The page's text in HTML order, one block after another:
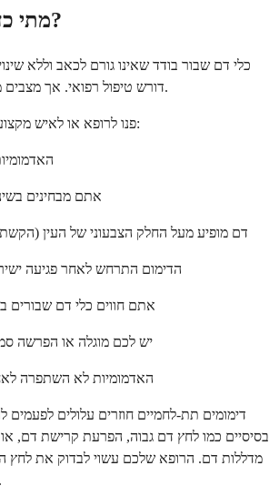
מתי כדאי לפנות לרופא?
כלי דם שבור בודד שאינו גורם לכאב וללא
דורש טיפול רפואי. אך מצבים מסוימים כן מחייבים ביקור.
פנו לרופא או לאיש מקצוע בתחום בריאות העין אם:
אתם מבחינים
דם מופיע מעל החלק הצבעוני של העין
הדימום התרחש לאחר פגיעה
אתם חווים כלי דם שבורים
יש לכם מוגלה או הפרשה
האדמומיות לא השתפרה
דימומים תת-לחמיים חוזרים עלולים לפעמים
בסיסיים כמו לחץ דם גבוה, הפרעת קרישת דם,
מדללות דם. הרופא שלכם עשוי לבדוק את לחץ
דם כדי לשלול מצבים אלו.